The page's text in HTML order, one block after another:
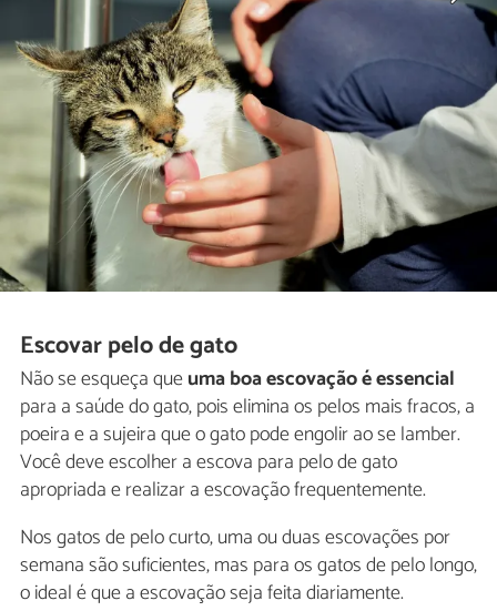
Escovar pelo de gato
Não se esqueça queuma boa escovação é essencial
para a saúde do gato, pois elimina os pelos mais fracos, a
poeira e a sujeira que o gato pode engolir ao se lamber.
Você deve escolher a escova para pelo de gato
apropriada e realizar a escovação frequentemente.
Nos gatos de pelo curto, uma ou duas escovações por
semana são suficientes, mas para os gatos de pelo longo,
o ideal é que a escovação seja feita diariamente.